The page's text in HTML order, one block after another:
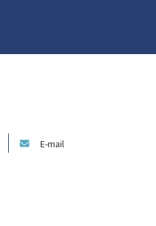
E-mail